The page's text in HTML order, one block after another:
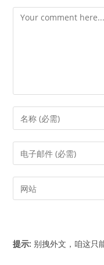
Comment
Enter
your
name
comment
Enter
your
email
address
Enter
your
(optional)
提示: 别拽外文，咱这只